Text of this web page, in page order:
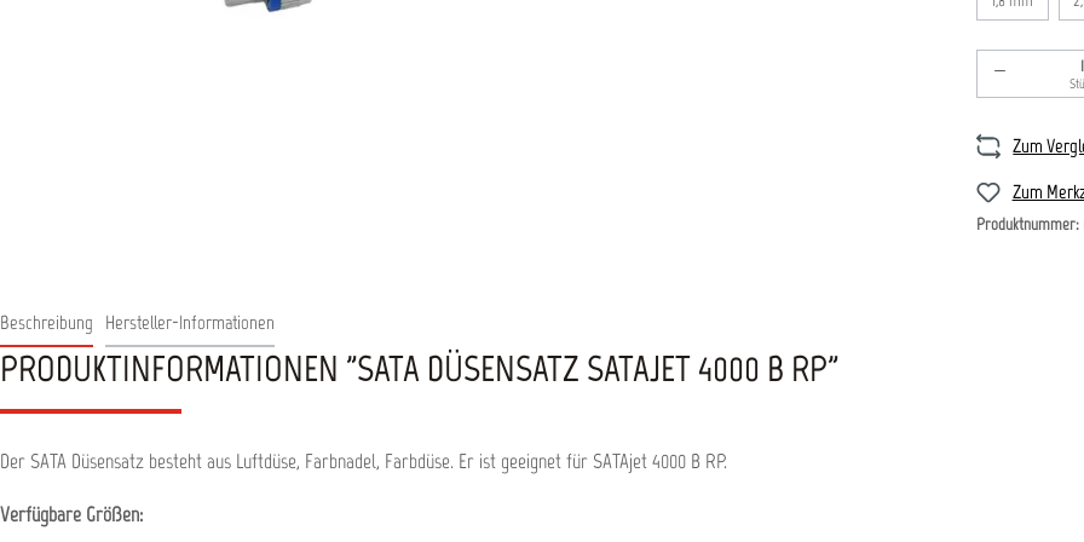
Produkt
Zum
Zum
Produktnummer:
Beschreibung Hersteller-Informationen
PRODUKTINFORMATIONEN "SATA DÜSENSATZ SATAJET 4000 B RP"
Der SATA Düsensatz besteht aus Luftdüse, Farbnadel, Farbdüse. Er ist geeignet für SATAjet 4000 B RP.
Verfügbare Größen: